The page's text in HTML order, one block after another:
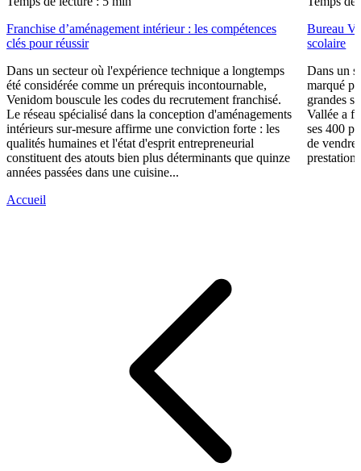
Franchise d’aménagement intérieur : les compétences
clés pour réussir
Dans un secteur où l'expérience technique a longtemps
été considérée comme un prérequis incontournable,
Venidom bouscule les codes du recrutement franchisé.
Le réseau spécialisé dans la conception d'aménagements
intérieurs sur-mesure affirme une conviction forte : les
qualités humaines et l'état d'esprit entrepreneurial
constituent des atouts bien plus déterminants que quinze
années passées dans une cuisine...
Bureau
scolaire
Dans un
marqué
grandes
Vallée a
ses 400
de vendre
Accueil